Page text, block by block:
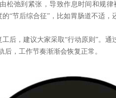
松弛到紧张，导致作息时间和规
的“节后综合征”，比如胃肠道不适
后，建议大家采取“行动原则”。通
，工作节奏渐渐会恢复正常。